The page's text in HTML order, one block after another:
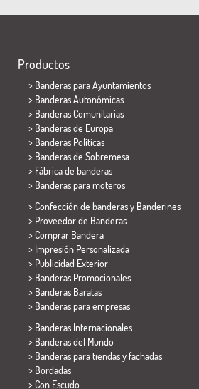
Productos
> Banderas para Ayuntamientos
> Banderas Autonómicas
> Banderas Comunitarias
> Banderas de Europa
> Banderas Políticas
> Banderas de Sobremesa
> Fábrica de banderas
> Banderas para moteros
> Confección de banderas y Banderines
> Proveedor de Banderas
> Comprar Bandera
> Impresión Personalizada
> Publicidad Exterior
> Banderas Promocionales
> Banderas Baratas
> Banderas para empresas
> Banderas Internacionales
> Banderas del Mundo
> Banderas para tiendas y fachadas
> Bordadas
> Con Escudo